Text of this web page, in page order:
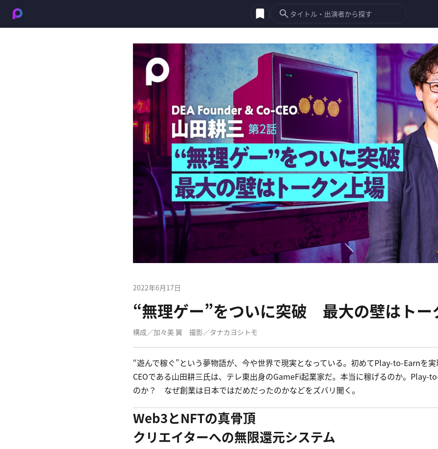
2022年6月17日
“無理ゲー”をついに突破　最大の壁はトー
構成／加々美 翼　撮影／タナカヨシトモ
“遊んで稼ぐ”という夢物語が、今や世界で現実となっている。初めてPlay-to-Earnを
CEOである山田耕三氏は、テレ東出身のGameFi起業家だ。本当に稼げるのか。Play-
のか？　なぜ創業は日本ではだめだったのかなどをズバリ聞く。
Web3とNFTの真骨頂
クリエイターへの無限還元システム